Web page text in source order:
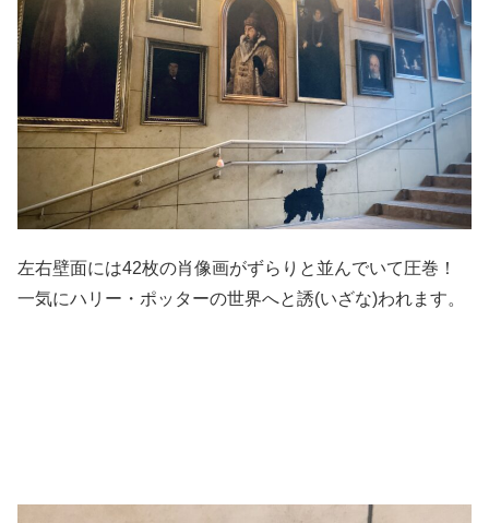
左右壁面には42枚の肖像画がずらりと並んでいて圧巻！
一気にハリー・ポッターの世界へと誘(いざな)われます。